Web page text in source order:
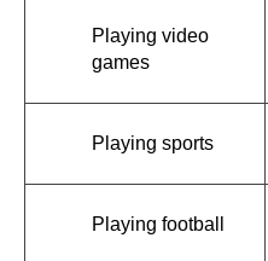
Playing video
games
Playing sports
Playing football